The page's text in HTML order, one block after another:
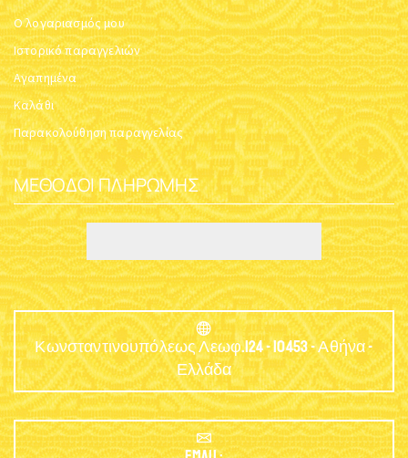
Ο λογαριασμός μου
Ιστορικό παραγγελιών
Αγαπημένα
Καλάθι
Παρακολούθηση παραγγελίας
ΜΈΘΟΔΟΙ ΠΛΗΡΩΜΉΣ
Κωνσταντινουπόλεως Λεωφ.124 - 10453 - Αθήνα -
Ελλάδα